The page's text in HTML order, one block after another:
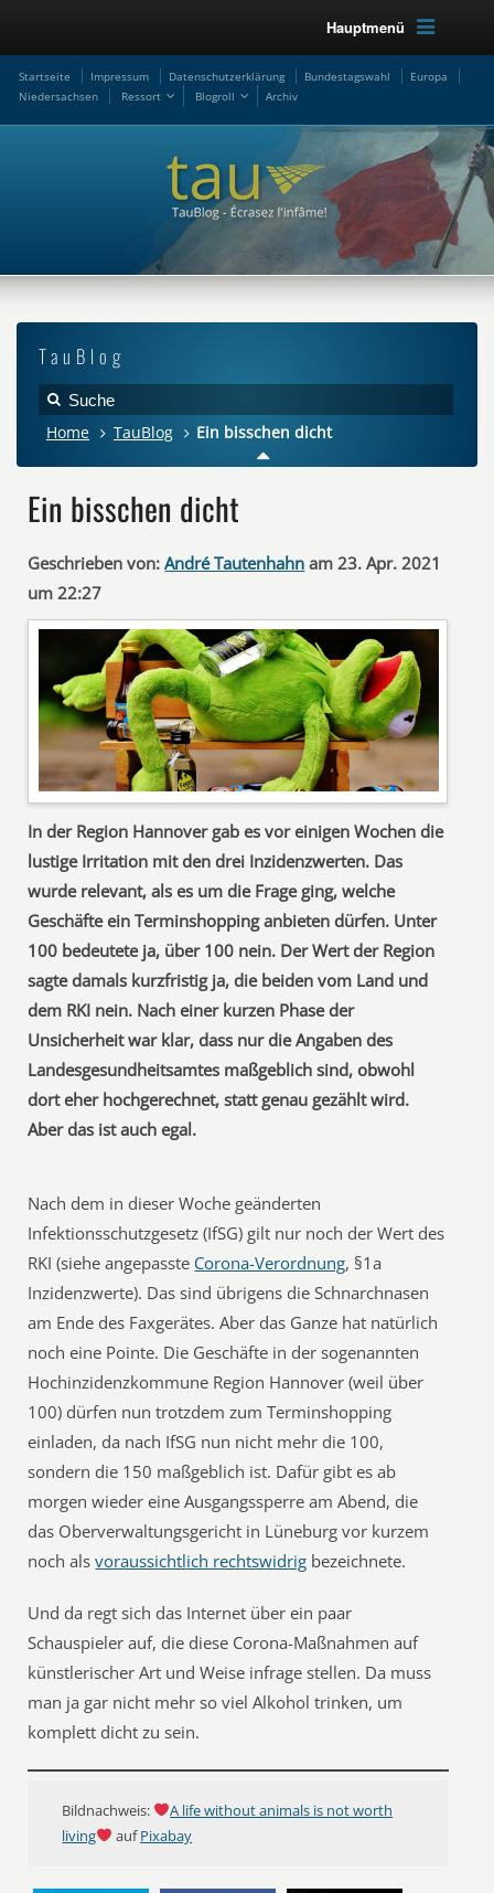
Hauptmenü
Startseite Impressum Datenschutzerklärung Bundestagswahl
Europa
Niedersachsen
Ressort Blogroll Archiv
TauBlog
Home TauBlog Ein bisschen dicht
Ein bisschen dicht
Geschrieben von: André Tautenhahn am 23. Apr. 2021
um 22:27
In der Region Hannover gab es vor einigen Wochen die
lustige Irritation mit den drei Inzidenzwerten. Das
wurde relevant, als es um die Frage ging, welche
Geschäfte ein Terminshopping anbieten dürfen. Unter
100 bedeutete ja, über 100 nein. Der Wert der Region
sagte damals kurzfristig ja, die beiden vom Land und
dem RKI nein. Nach einer kurzen Phase der
Unsicherheit war klar, dass nur die Angaben des
Landesgesundheitsamtes maßgeblich sind, obwohl
dort eher hochgerechnet, statt genau gezählt wird.
Aber das ist auch egal.
Nach dem in dieser Woche geänderten
Infektionsschutzgesetz (IfSG) gilt nur noch der Wert des
RKI (siehe angepasste Corona-Verordnung, §1a
Inzidenzwerte). Das sind übrigens die Schnarchnasen
am Ende des Faxgerätes. Aber das Ganze hat natürlich
noch eine Pointe. Die Geschäfte in der sogenannten
Hochinzidenzkommune Region Hannover (weil über
100) dürfen nun trotzdem zum Terminshopping
einladen, da nach IfSG nun nicht mehr die 100,
sondern die 150 maßgeblich ist. Dafür gibt es ab
morgen wieder eine Ausgangssperre am Abend, die
das Oberverwaltungsgericht in Lüneburg vor kurzem
noch alsvoraussichtlich rechtswidrig bezeichnete.
Und da regt sich das Internet über ein paar
Schauspieler auf, die diese Corona-Maßnahmen auf
künstlerischer Art und Weise infrage stellen. Da muss
man ja gar nicht mehr so viel Alkohol trinken, um
komplett dicht zu sein.
Bildnachweis:
A life without animals is not worth
living
aufPixabay